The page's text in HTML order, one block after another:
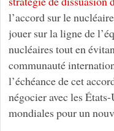
l’accord sur le
jouer sur la ligne de
nucléaires tout en
communauté
l’échéance de cet
négocier avec les
mondiales pour un